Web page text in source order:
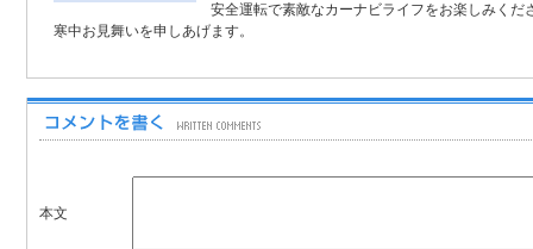
安全運転で素敵なカーナビライフをお楽しみくだ
寒中お見舞いを申しあげます。
本文